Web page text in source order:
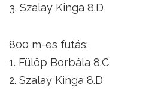
3. Szalay Kinga 8.D
800 m-es futás:
1. Fülöp Borbála 8.C
2. Szalay Kinga 8.D